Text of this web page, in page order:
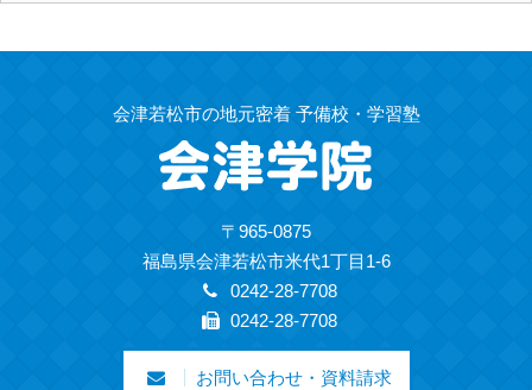
会津若松市の地元密着 予備校・学習塾
〒965-0875
福島県会津若松市米代1丁目1-6
0242-28-7708
0242-28-7708
お問い合わせ・資料請求